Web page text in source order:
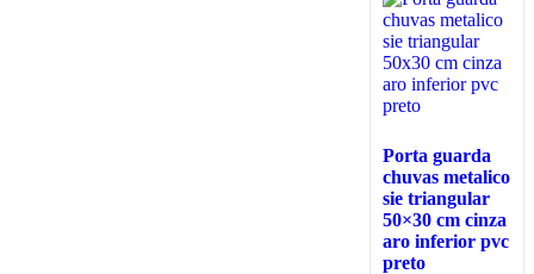
Porta guarda
chuvas metalico
sie triangular
50×30 cm cinza
aro inferior pvc
preto